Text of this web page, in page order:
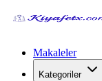
Makaleler
Kategoriler